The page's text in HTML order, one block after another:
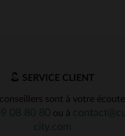
SERVICE CLIENT
sont à votre écoute
ou à